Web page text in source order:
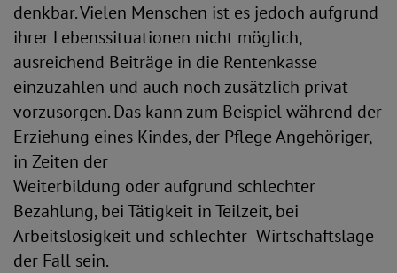
denkbar. Vielen Menschen ist es jedoch aufgrund
ihrer Lebenssituationen nicht möglich,
ausreichend Beiträge in die Rentenkasse
einzuzahlen und auch noch zusätzlich privat
vorzusorgen. Das kann zum Beispiel während der
Erziehung eines Kindes, der Pflege Angehöriger,
in Zeiten der
Weiterbildung oder aufgrund schlechter
Bezahlung, bei Tätigkeit in Teilzeit, bei
Arbeitslosigkeit und schlechter Wirtschaftslage
der Fall sein.